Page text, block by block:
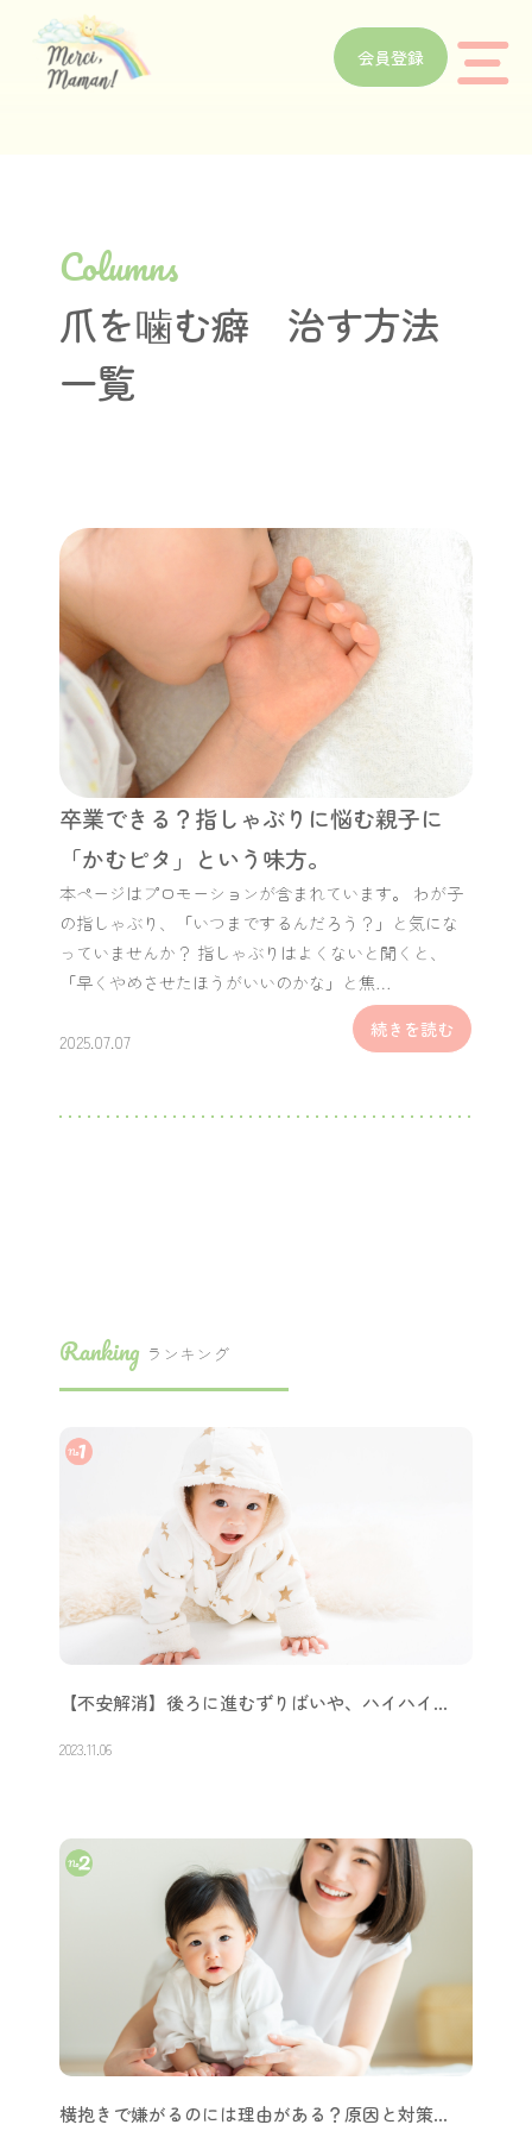
会員登録
Columns
爪を噛む癖 治す方法
一覧
卒業できる？指しゃぶりに悩む親子に
「かむピタ」という味方。
本ページはプロモーションが含まれています。 わが子
の指しゃぶり、「いつまでするんだろう？」と気にな
っていませんか？ 指しゃぶりはよくないと聞くと、
「早くやめさせたほうがいいのかな」と焦…
2025.07.07
続きを読む
Ranking ランキング
【不安解消】後ろに進むずりばいや、ハイハイ…
2023.11.06
横抱きで嫌がるのには理由がある？原因と対策…